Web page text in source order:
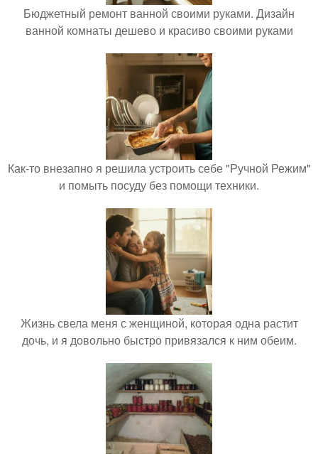
Бюджетный ремонт ванной своими руками. Дизайн
ванной комнаты дешево и красиво своими руками
Как-то внезапно я решила устроить себе "Ручной Режим"
и помыть посуду без помощи техники.
Жизнь свела меня с женщиной, которая одна растит
дочь, и я довольно быстро привязался к ним обеим.